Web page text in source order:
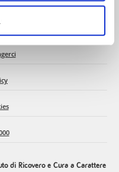
di Ricovero e Cura a Carattere